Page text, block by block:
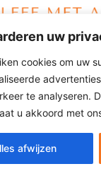
uw
cookies om uw
te analyseren.
u akkoord met
afwijzen
heeft
échte